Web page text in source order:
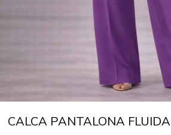
CALCA PANTALONA FLUIDA